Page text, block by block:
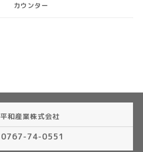
カウンター
平和産業株式会社
0767-74-0551